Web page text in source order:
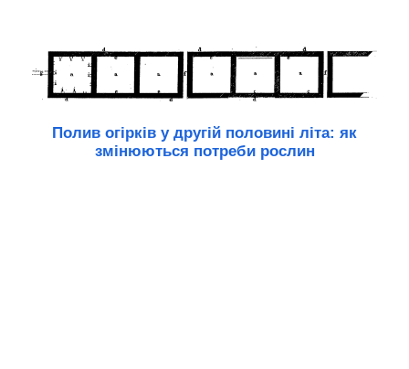
Полив огірків у другій половині літа: як
змінюються потреби рослин